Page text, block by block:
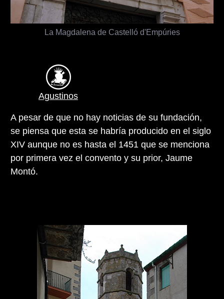
La Magdalena de Castelló d'Empúries
Agustinos
A pesar de que no hay noticias de su fundación,
se piensa que esta se habría producido en el siglo
XIV aunque no es hasta el 1451 que se menciona
por primera vez el convento y su prior, Jaume
Montó.